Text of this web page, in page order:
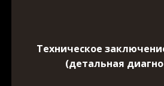
Техническое
(детальная